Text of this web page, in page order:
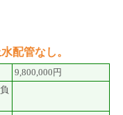
配管なし。
9,800,000円